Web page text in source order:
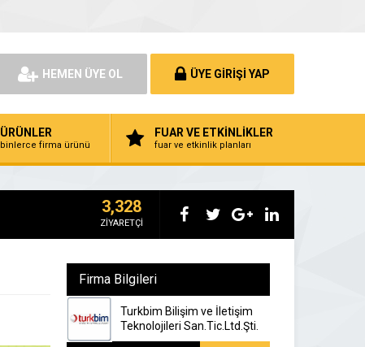
HEMEN ÜYE OL ÜYE GİRİŞİ YAP
ÜRÜNLER
binlerce firma ürünü
FUAR VE ETKİNLİKLER
fuar ve etkinlik planları
3,328
ZİYARETÇİ
Firma Bilgileri
Turkbim Bilişim ve İletişim
Teknolojileri San.Tic.Ltd.Şti.